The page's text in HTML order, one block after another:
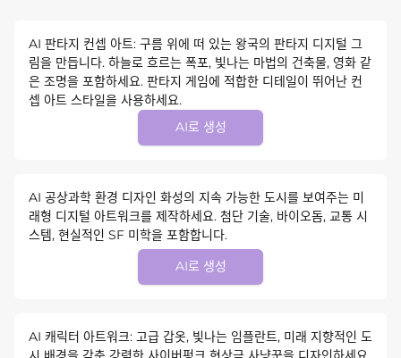
AI 판타지 컨셉 아트: 구름 위에 떠 있는 왕국의 판타지 디지털 그
림을 만듭니다. 하늘로 흐르는 폭포, 빛나는 마법의 건축물, 영화 같
은 조명을 포함하세요. 판타지 게임에 적합한 디테일이 뛰어난 컨
셉 아트 스타일을 사용하세요.
AI로 생성
AI 공상과학 환경 디자인 화성의 지속 가능한 도시를 보여주는 미
래형 디지털 아트워크를 제작하세요. 첨단 기술, 바이오돔, 교통 시
스템, 현실적인 SF 미학을 포함합니다.
AI로 생성
AI 캐릭터 아트워크: 고급 갑옷, 빛나는 임플란트, 미래 지향적인 도